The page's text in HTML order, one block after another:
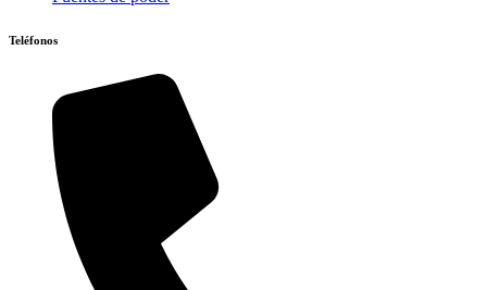
Teléfonos